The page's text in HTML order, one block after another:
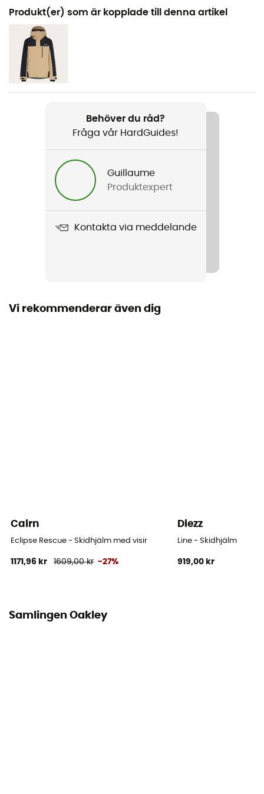
Rekommenderad för
Alpin Skidåkning / Bergsbestigning / Ski / Snowboard /
All mountain skidåkning
Kön
Herr / Dam
Använd teknologi
Stängningssystem
Produkt(er) som är kopplade till denna artikel
Behöver du råd?
Fråga vår HardGuides!
Guillaume
Produktexpert
Kontakta via meddelande
Vi rekommenderar även dig
Cairn
Eclipse Rescue - Skidhjälm med visir
1171,96 kr 1609,00 kr -27%
Diezz
Line - Skidhjälm
919,00 kr
Samlingen Oakley